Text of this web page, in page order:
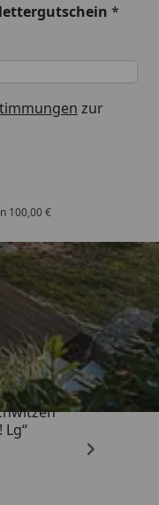
*
zur
100,00 €